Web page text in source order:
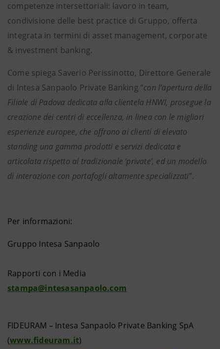
competenze intersettoriali: lavoro in team,
condivisione delle best practice di Gruppo, offerta
integrata in termini di asset management, corporate
& investment banking.
Come spiega Saverio Perissinotto, Direttore Generale
di Intesa Sanpaolo Private Banking “con l’apertura della
Filiale di Padova dedicata alla clientela HNWI, prosegue la
creazione dei centri di eccellenza, in linea con le migliori
esperienze europee, che offrono ai clienti di elevato
standing una gamma prodotti e servizi dedicata e
articolata rispetto al tradizionale ‘private’, ed un modello
di interazione con portafogli altamente specializzati”.
Per informazioni:
Gruppo Intesa Sanpaolo
Rapporti con i Media
stampa@intesasanpaolo.com
FIDEURAM – Intesa Sanpaolo Private Banking SpA
(www.fideuram.it)